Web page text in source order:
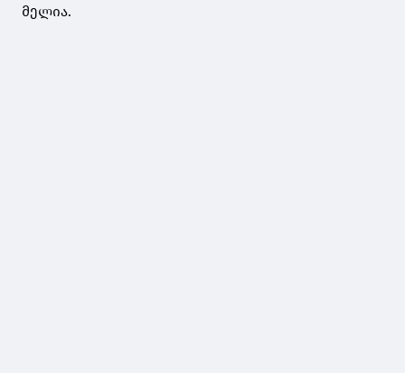
მელია.